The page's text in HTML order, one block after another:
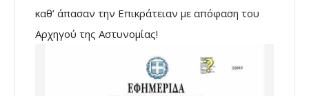
καθ’ άπασαν την Επικράτειαν με απόφαση του
Αρχηγού της Αστυνομίας!